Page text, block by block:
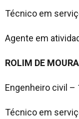
Técnico em
Agente em
ROLIM DE MOURA
Engenheiro civil –
Técnico em